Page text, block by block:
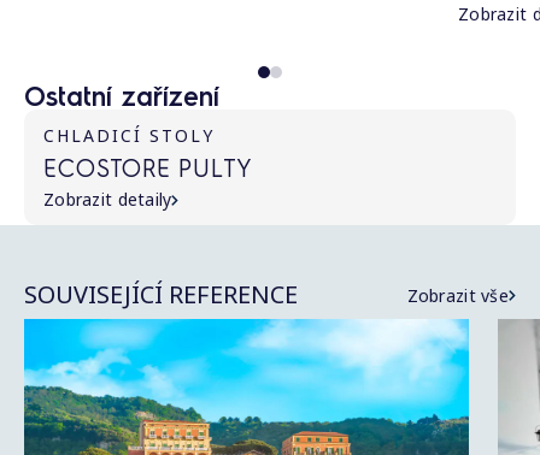
Zobrazit
Ostatní zařízení
CHLADICÍ STOLY
ECOSTORE PULTY
Zobrazit detaily
SOUVISEJÍCÍ REFERENCE Zobrazit vše